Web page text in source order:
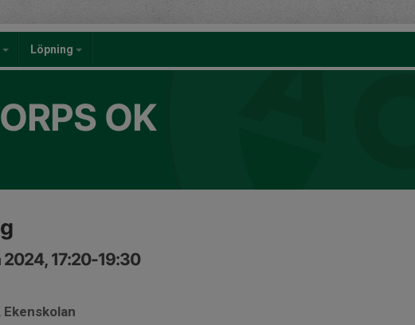
Löpning
OK
2024, 17:20-19:30
Ekenskolan